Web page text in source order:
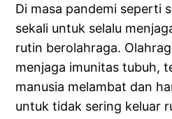
Di masa pandemi seperti
sekali untuk selalu
rutin berolahraga.
menjaga imunitas tubuh,
manusia melambat dan
untuk tidak sering keluar